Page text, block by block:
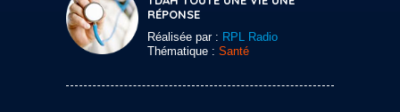
RÉPONSE
Réalisée par : RPL Radio
Thématique : Santé